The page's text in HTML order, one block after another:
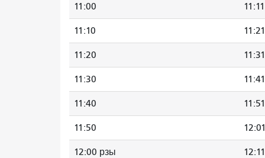
11:00 11:11
11:10 11:21
11:20 11:31
11:30 11:41
11:40 11:51
11:50 12:01
12:00 рзы 12:11